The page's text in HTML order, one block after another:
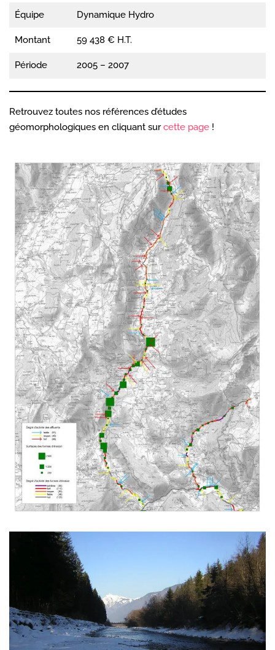
Équipe Dynamique Hydro
Montant 59 438 € H.T.
Période 2005 – 2007
Retrouvez toutes nos références d’études
géomorphologiques en cliquant surcette page !